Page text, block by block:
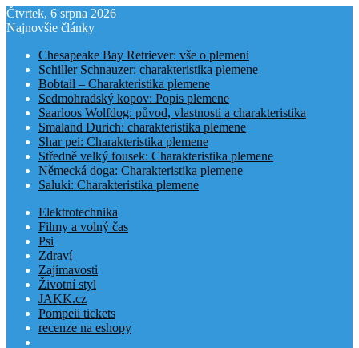
Čtvrtek, 6 srpna 2026
Najnovšie články
Chesapeake Bay Retriever: vše o plemeni
Schiller Schnauzer: charakteristika plemene
Bobtail – Charakteristika plemene
Sedmohradský kopov: Popis plemene
Saarloos Wolfdog: původ, vlastnosti a charakteristika
Smaland Durich: charakteristika plemene
Shar pei: Charakteristika plemene
Středně velký fousek: Charakteristika plemene
Německá doga: Charakteristika plemene
Saluki: Charakteristika plemene
Elektrotechnika
Filmy a volný čas
Psi
Zdraví
Zajímavosti
Životní styl
JAKK.cz
Pompeii tickets
recenze na eshopy